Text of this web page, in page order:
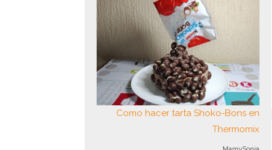
Como hacer tarta Shoko-Bons en
Thermomix